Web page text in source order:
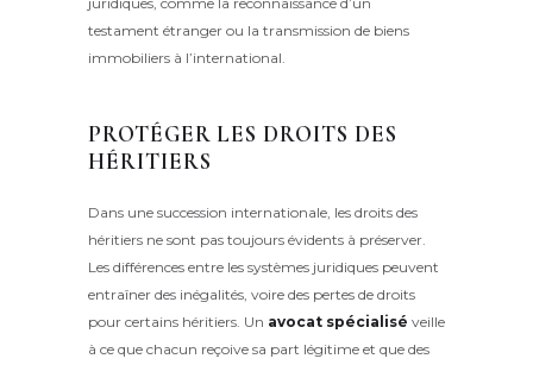
testament étranger ou la transmission de biens
immobiliers à l’international.
PROTÉGER LES DROITS DES
HÉRITIERS
Dans une succession internationale, les droits des
héritiers ne sont pas toujours évidents à préserver.
Les différences entre les systèmes juridiques peuvent
entraîner des inégalités, voire des pertes de droits
pour certains héritiers. Un avocat spécialisé veille
à ce que chacun reçoive sa part légitime et que des